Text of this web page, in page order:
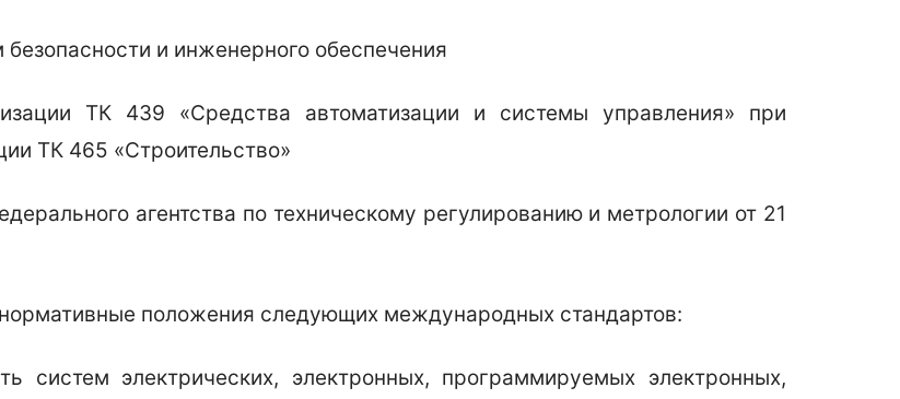
и инженерного обеспечения
ТК 439 «Средства автоматизации и системы управления» при
ТК 465 «Строительство»
агентства по техническому регулированию и метрологии от 21
положения следующих международных стандартов:
систем электрических, электронных, программируемых электронных,